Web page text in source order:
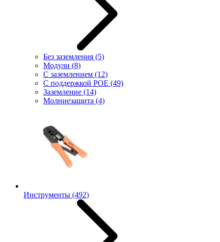
Без заземления (5)
Модули (8)
С заземлением (12)
С поддержкой POE (49)
Заземление (14)
Молниезащита (4)
Инструменты (492)